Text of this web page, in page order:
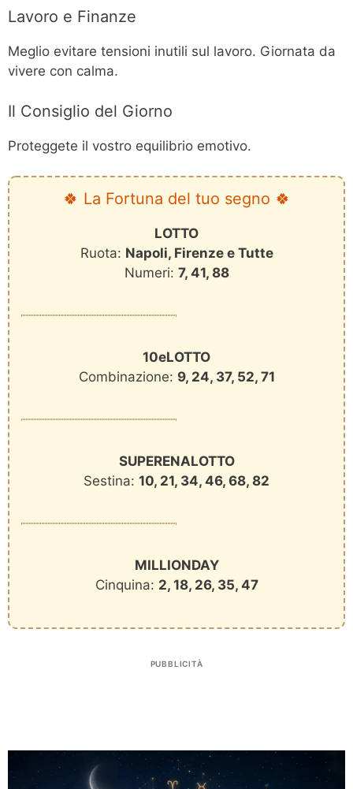
Lavoro e Finanze
Meglio evitare tensioni inutili sul lavoro. Giornata da
vivere con calma.
Il Consiglio del Giorno
Proteggete il vostro equilibrio emotivo.
🍀 La Fortuna del tuo segno 🍀
LOTTO
Ruota: Napoli, Firenze e Tutte
Numeri: 7, 41, 88
10eLOTTO
Combinazione: 9, 24, 37, 52, 71
SUPERENALOTTO
Sestina: 10, 21, 34, 46, 68, 82
MILLIONDAY
Cinquina: 2, 18, 26, 35, 47
PUBBLICITÀ